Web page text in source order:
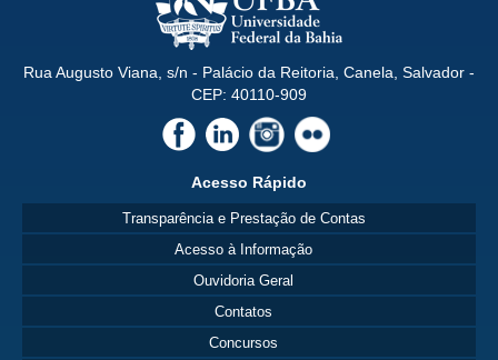
Rua Augusto Viana, s/n - Palácio da Reitoria, Canela, Salvador -
CEP: 40110-909
Acesso Rápido
Transparência e Prestação de Contas
Acesso à Informação
Ouvidoria Geral
Contatos
Concursos